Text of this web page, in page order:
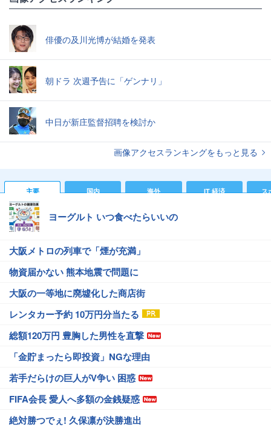
俳優の及川光博が結婚を発表
朝ドラ 次週予告に「ゲンナリ」
中日が新庄監督招聘を検討か
画像アクセスランキングをもっと見る
主要 国内 海外 IT 経済 ス
ヨーグルト いつ食べたらいいの
大阪メトロの列車で「煙が充満」
物資届かない 熊本地震で問題に
大阪の一等地に廃墟化した商店街
レンタカー予約 10万円分当たる
総額120万円 豊胸した男性を直撃
「金貯まったら即投資」NGな理由
若手だらけの巨人がV争い 困惑
FIFA会長 愛人へ多額の金銭疑惑
絶対勝つでぇ! 久保凛が決勝進出